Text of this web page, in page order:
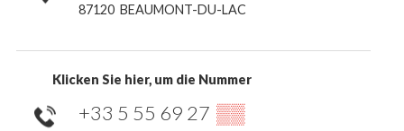
87120 BEAUMONT-DU-LAC
Klicken Sie hier, um die Nummer
+33 5 55 69 27 ▒▒